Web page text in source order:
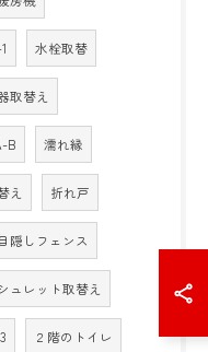
水栓取替
取替え
B 濡れ縁
え 折れ戸
目隠しフェンス
ュレット取替え
２階のトイレ